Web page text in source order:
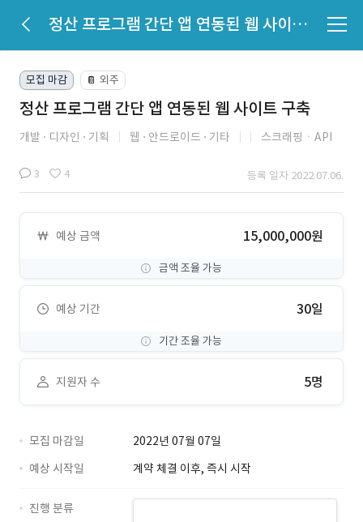
정산 프로그램 간단 앱 연동된 웹 사이트 구축
모집 마감 📔 외주
정산 프로그램 간단 앱 연동된 웹 사이트 구축
개발 디자인 기획 웹 안드로이드 기타 스크래핑ㆍAPI
3 4 등록 일자 2022.07.06.
예상 금액 15,000,000원
금액 조율 가능
예상 기간 30일
기간 조율 가능
지원자 수 5명
모집 마감일
2022년 07월 07일
예상 시작일
계약 체결 이후, 즉시 시작
진행 분류